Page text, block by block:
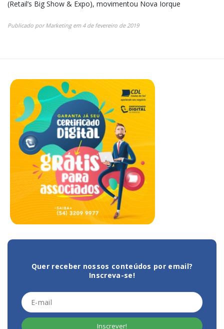
(Retail’s Big Show & Expo), movimentou Nova Iorque
Publicado porMarketingem 4 de fevereiro de 2019
Quer receber nossos conteúdos por email?
Inscreva-se!